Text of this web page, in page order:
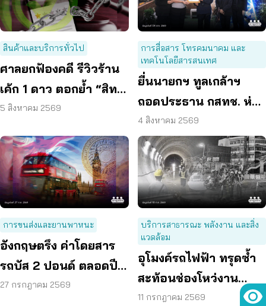
สินค้าและบริการทั่วไป
ศาลยกฟ้องคดี รีวิวร้าน
เค้ก 1 ดาว ตอกย้ำ “สิทธิ
ผู้บริโภค” แสดงความคิด
5 สิงหาคม 2569
การสื่อสาร โทรคมนาคม และ
เทคโนโลยีสารสนเทศ
ยื่นนายกฯ ทูลเกล้าฯ
ถอดประธาน กสทช. ห่วง
คุ้มครองผู้บริโภคสะดุด
4 สิงหาคม 2569
การขนส่งและยานพาหนะ
อังกฤษตรึง ค่าโดยสาร
รถบัส 2 ปอนด์ ตลอดปี
70 ลดค่าครองชีพ
27 กรกฎาคม 2569
บริการสาธารณะ พลังงาน และสิ่ง
แวดล้อม
อุโมงค์รถไฟฟ้า ทรุดซ้ำ
สะท้อนช่องโหว่งาน
ก่อสร้าง จี้ตรวจ
11 กรกฎาคม 2569